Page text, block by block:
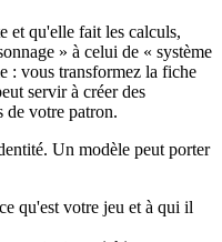
et qu'elle fait les calculs,
» à celui de « système
: vous transformez la fiche
servir à créer des
de votre patron.
Un modèle peut porter
qu'est votre jeu et à qui il